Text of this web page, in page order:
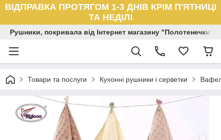
ВІДПРАВКА ПРОТЯГОМ 1-3 ДНІВ КРІМ П'ЯТНИЦІ
ТА НЕДІЛІ
Рушники, покривала від Інтернет магазину "Полотенечки"
Товари та послуги Кухонні рушники і серветки